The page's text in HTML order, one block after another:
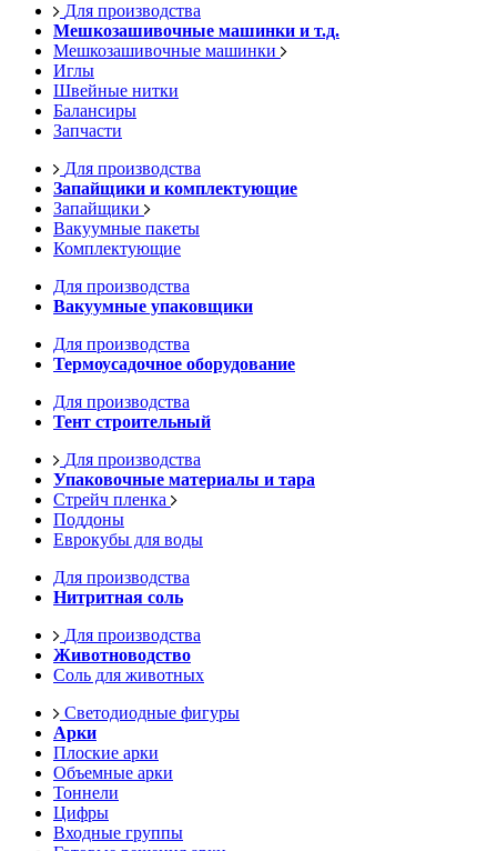
Для производства
Мешкозашивочные машинки и т.д.
Мешкозашивочные машинки
Иглы
Швейные нитки
Балансиры
Запчасти
Для производства
Запайщики и комплектующие
Запайщики
Вакуумные пакеты
Комплектующие
Для производства
Вакуумные упаковщики
Для производства
Термоусадочное оборудование
Для производства
Тент строительный
Для производства
Упаковочные материалы и тара
Стрейч пленка
Поддоны
Еврокубы для воды
Для производства
Нитритная соль
Для производства
Животноводство
Соль для животных
Светодиодные фигуры
Арки
Плоские арки
Объемные арки
Тоннели
Цифры
Входные группы